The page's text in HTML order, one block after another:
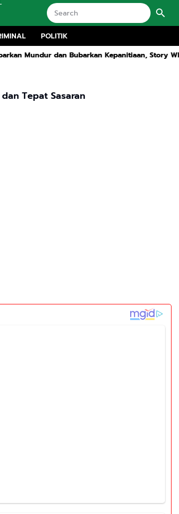
POLITIK
Bubarkan Kepanitiaan, Story WhatsApp ASN
Tepat Sasaran